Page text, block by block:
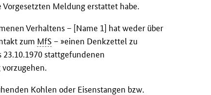
Meldung erstattet habe.
Verhaltens – [Name 1] hat weder über
zum MfS – »einen Denkzettel zu
23.10.1970 stattgefundenen
Kohlen oder Eisenstangen bzw.